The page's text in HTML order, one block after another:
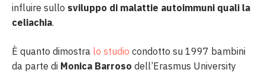
influire sullo sviluppo di malattie autoimmuni quali la
celiachia.
È quanto dimostra lo studio condotto su 1997 bambini
da parte di Monica Barroso dell’Erasmus University